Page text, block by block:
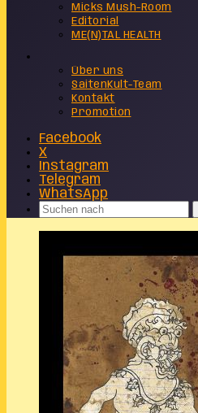
Micks Mush-Room
Editorial
ME(N)TAL HEALTH
Über uns
SaitenKult-Team
Kontakt
Promotion
Facebook
X
Instagram
Telegram
WhatsApp